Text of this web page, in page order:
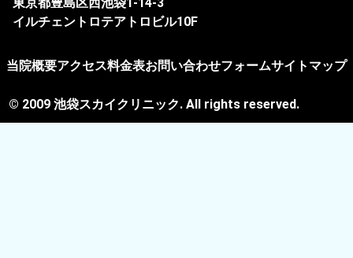
イルチェントロテアトロビル10F
当院概要アクセス料金表お問い合わせフォームサイトマップ
© 2009 池袋スカイクリニック. All rights reserved.